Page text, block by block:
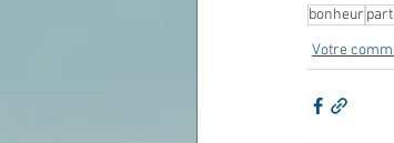
bonheur
Votre